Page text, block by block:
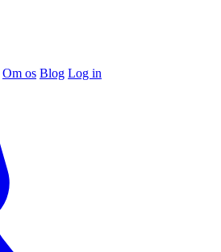
Om os Blog Log in